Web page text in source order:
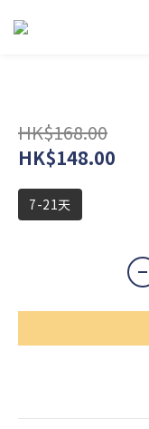
HK$168.00
HK$148.00
7-21天